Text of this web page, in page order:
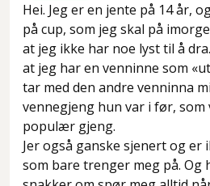
Hei. Jeg er en jente på 14 år,
på cup, som jeg skal på
at jeg ikke har noe lyst til å
at jeg har en venninne som
tar med den andre venninna
vennegjeng hun var i før, som
populær gjeng.
Jer også ganske sjenert og er
som bare trenger meg på. Og